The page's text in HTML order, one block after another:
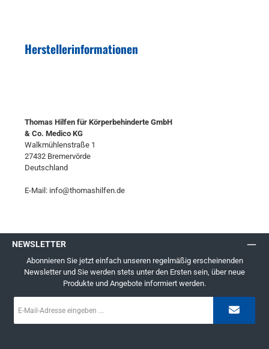
Herstellerinformationen
Thomas Hilfen für Körperbehinderte GmbH
& Co. Medico KG
Walkmühlenstraße 1
27432 Bremervörde
Deutschland
E-Mail: info@thomashilfen.de
NEWSLETTER
Abonnieren Sie jetzt einfach unseren regelmäßig erscheinenden
Newsletter und Sie werden stets unter den Ersten sein, über neue
Produkte und Angebote informiert werden.
Mail-